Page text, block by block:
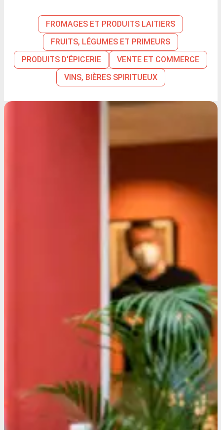
FROMAGES ET PRODUITS LAITIERS
FRUITS, LÉGUMES ET PRIMEURS
PRODUITS D'ÉPICERIE
VENTE ET COMMERCE
VINS, BIÈRES SPIRITUEUX